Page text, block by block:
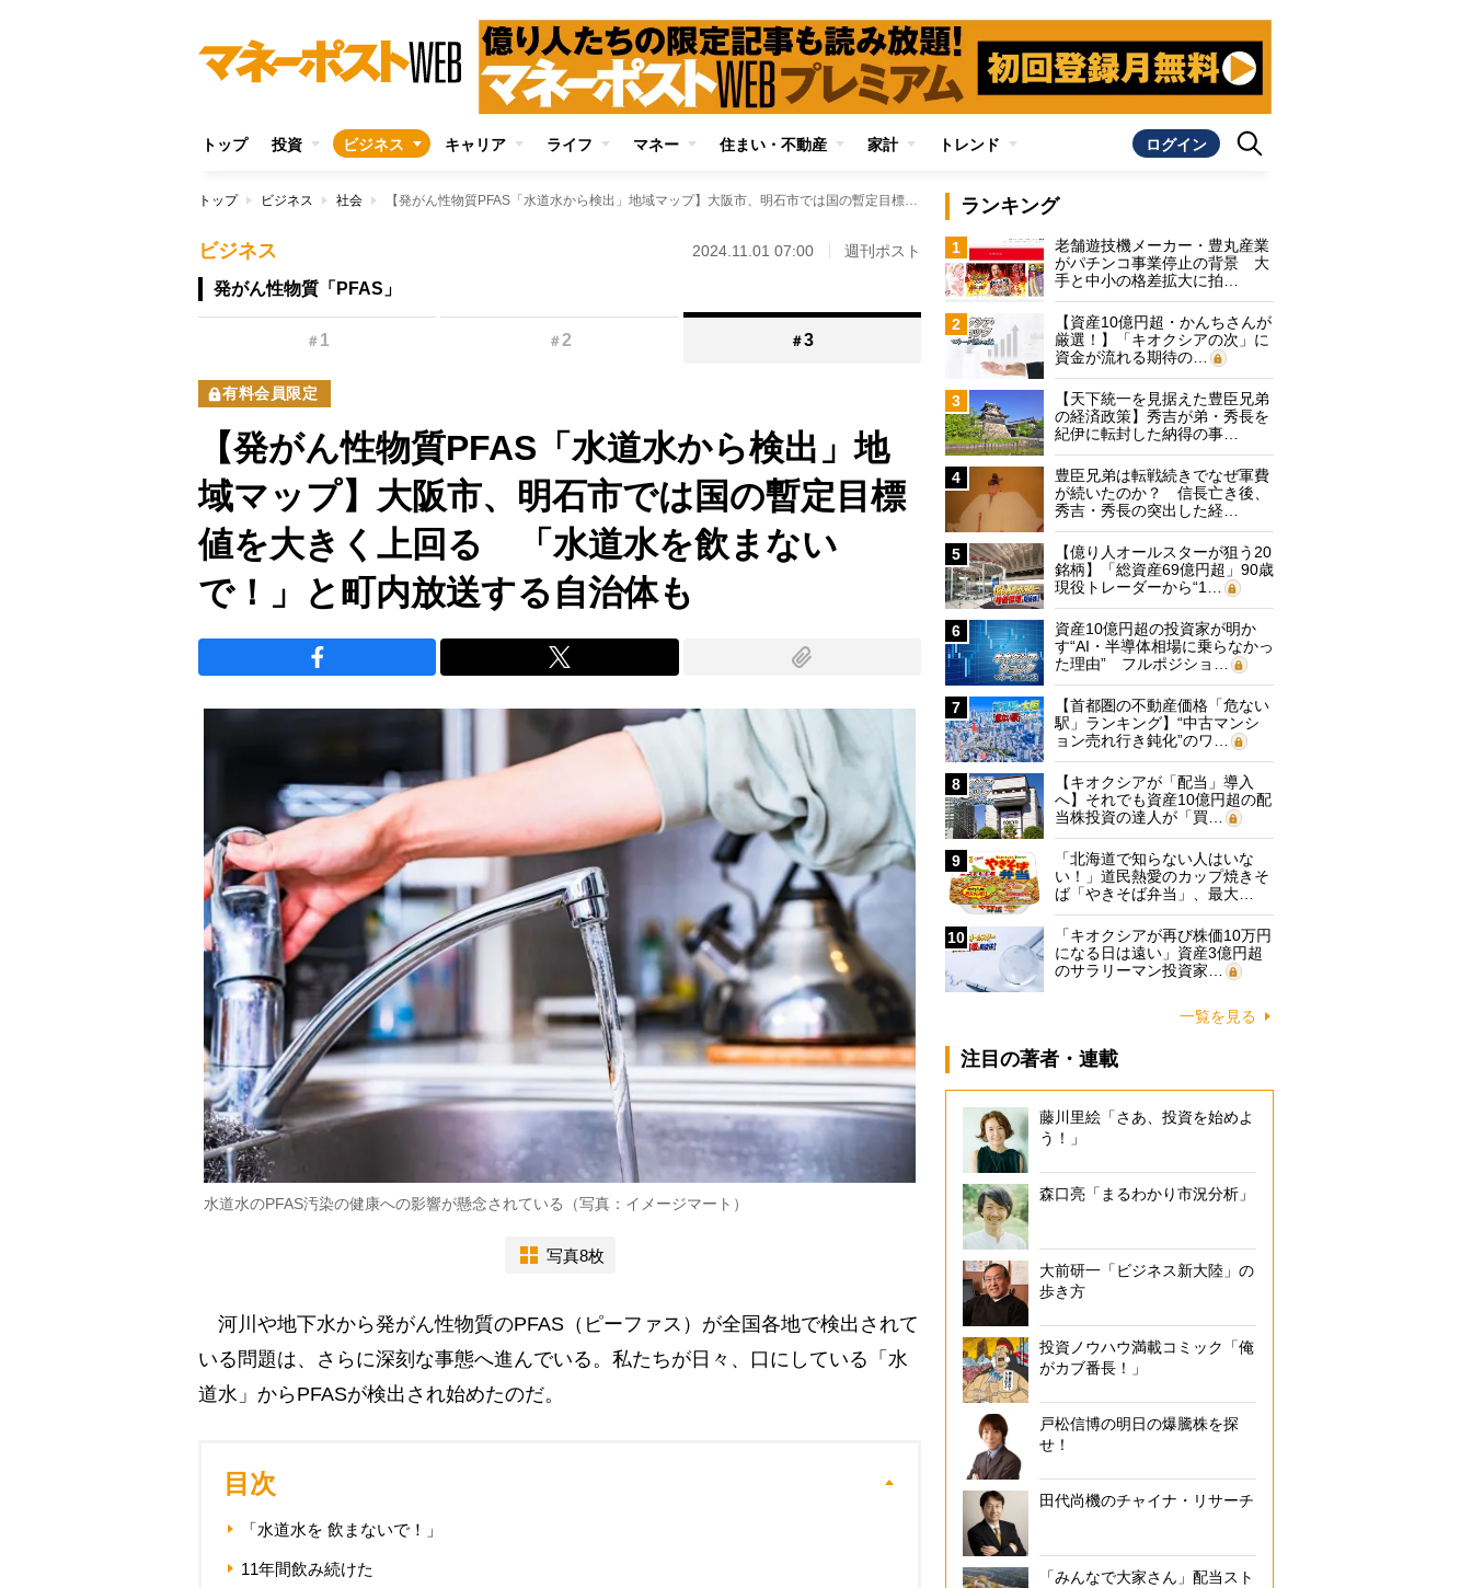
トップ 投資 ビジネス キャリア ライフ マネー 住まい・不動産 家計 トレンド ログイン
トップ ビジネス 社会 【発がん性物質PFAS「水道水から検出」地域マップ】大阪市、明石市では国の暫定目標値を大きく上回る 「水道水を飲まないで！」と町内放送する自治体も
ビジネス 2024.11.01 07:00 週刊ポスト
発がん性物質「PFAS」
＃ 1 ＃2 ＃3
有料会員限定
【発がん性物質PFAS「水道水から検出」地
域マップ】大阪市、明石市では国の暫定目標
値を大きく上回る 「水道水を飲まない
で！」と町内放送する自治体も
水道水のPFAS汚染の健康への影響が懸念されている（写真：イメージマート）
写真8枚
河川や地下水から発がん性物質のPFAS（ピーファス）が全国各地で検出されて
いる問題は、さらに深刻な事態へ進んでいる。私たちが日々、口にしている「水
道水」からPFASが検出され始めたのだ。
目次
「水道水を 飲まないで！」
11年間飲み続けた
ランキング
1
老舗遊技機メーカー・豊丸産業
がパチンコ事業停止の背景 大
手と中小の格差拡大に拍…
2
【資産10億円超・かんちさんが
厳選！】「キオクシアの次」に
資金が流れる期待の…
3
【天下統一を見据えた豊臣兄弟
の経済政策】秀吉が弟・秀長を
紀伊に転封した納得の事…
4
豊臣兄弟は転戦続きでなぜ軍費
が続いたのか？ 信長亡き後、
秀吉・秀長の突出した経…
5
【億り人オールスターが狙う20
銘柄】「総資産69億円超」90歳
現役トレーダーから“1…
6
資産10億円超の投資家が明か
す“AI・半導体相場に乗らなかっ
た理由” フルポジショ…
7
【首都圏の不動産価格「危ない
駅」ランキング】“中古マンシ
ョン売れ行き鈍化”のワ…
8
【キオクシアが「配当」導入
へ】それでも資産10億円超の配
当株投資の達人が「買…
9
「北海道で知らない人はいな
い！」道民熱愛のカップ焼きそ
ば「やきそば弁当」、最大…
10
「キオクシアが再び株価10万円
になる日は遠い」資産3億円超
のサラリーマン投資家…
一覧を見る
注目の著者・連載
藤川里絵「さあ、投資を始めよ
う！」
森口亮「まるわかり市況分析」
大前研一「ビジネス新大陸」の
歩き方
投資ノウハウ満載コミック「俺
がカブ番長！」
戸松信博の明日の爆騰株を探
せ！
田代尚機のチャイナ・リサーチ
「みんなで大家さん」配当スト